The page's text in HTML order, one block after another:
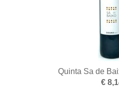
Quinta Sa de
€